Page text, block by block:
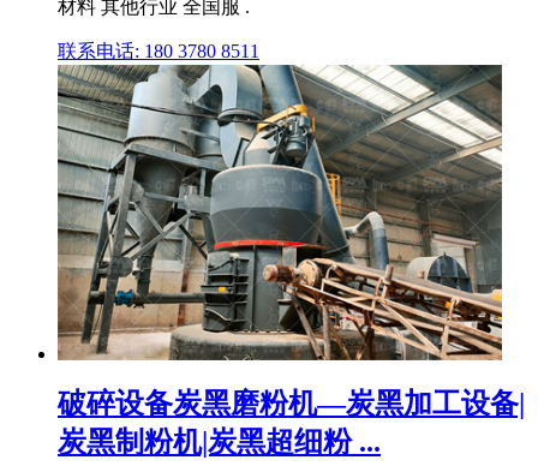
材料 其他行业 全国服 .
联系电话: 180 3780 8511
破碎设备炭黑磨粉机—炭黑加工设备|
炭黑制粉机|炭黑超细粉 ...